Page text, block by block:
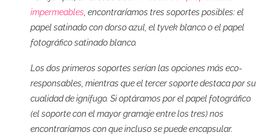
impermeables , encontraríamos tres soportes posibles: el
papel satinado con dorso azul, el tyvek blanco o el papel
fotográfico satinado blanco.
Los dos primeros soportes serían las opciones más eco-
responsables, mientras que el tercer soporte destaca por su
cualidad de ignífugo. Si optáramos por el papel fotográfico
(el soporte con el mayor gramaje entre los tres) nos
encontraríamos con que incluso se puede encapsular.